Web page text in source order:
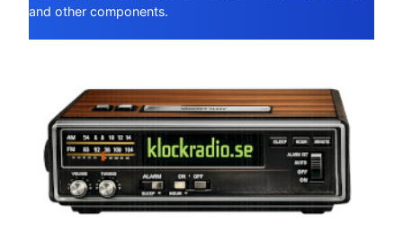
and other components.